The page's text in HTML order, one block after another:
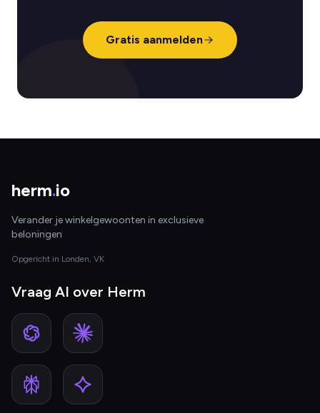
Gratis aanmelden
herm.io
Verander je winkelgewoonten in exclusieve
beloningen
Opgericht in Londen, VK
Vraag AI over Herm